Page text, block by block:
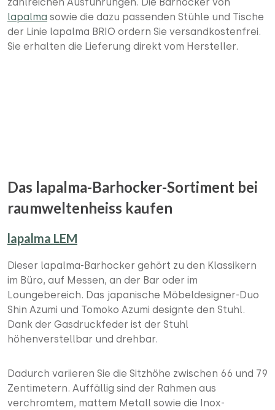
lapalma sowie die dazu passenden Stühle und Tische
der Linie lapalma BRIO ordern Sie versandkostenfrei.
Sie erhalten die Lieferung direkt vom Hersteller.
Das lapalma-Barhocker-Sortiment bei
raumweltenheiss kaufen
lapalma LEM
Dieser lapalma-Barhocker gehört zu den Klassikern
im Büro, auf Messen, an der Bar oder im
Loungebereich. Das japanische Möbeldesigner-Duo
Shin Azumi und Tomoko Azumi designte den Stuhl.
Dank der Gasdruckfeder ist der Stuhl
höhenverstellbar und drehbar.
Dadurch variieren Sie die Sitzhöhe zwischen 66 und 79
Zentimetern. Auffällig sind der Rahmen aus
verchromtem, mattem Metall sowie die Inox-